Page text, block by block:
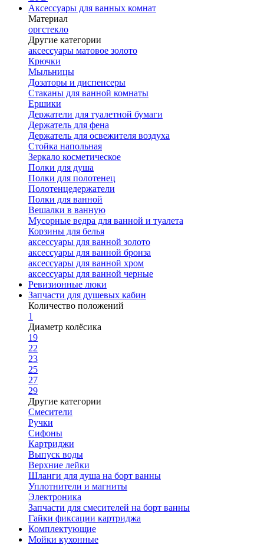
Аксессуары для ванных комнат
Материал
оргстекло
Другие категории
аксессуары матовое золото
Крючки
Мыльницы
Дозаторы и диспенсеры
Стаканы для ванной комнаты
Ершики
Держатели для туалетной бумаги
Держатель для фена
Держатель для освежителя воздуха
Стойка напольная
Зеркало косметическое
Полки для душа
Полки для полотенец
Полотенцедержатели
Полки для ванной
Вешалки в ванную
Мусорные ведра для ванной и туалета
Корзины для белья
аксессуары для ванной золото
аксессуары для ванной бронза
аксессуары для ванной хром
аксессуары для ванной черные
Ревизионные люки
Запчасти для душевых кабин
Количество положений
1
Диаметр колёсика
19
22
23
25
27
29
Другие категории
Смесители
Ручки
Сифоны
Картриджи
Выпуск воды
Верхние лейки
Шланги для душа на борт ванны
Уплотнители и магниты
Электроника
Запчасти для смесителей на борт ванны
Гайки фиксации картриджа
Комплектующие
Мойки кухонные